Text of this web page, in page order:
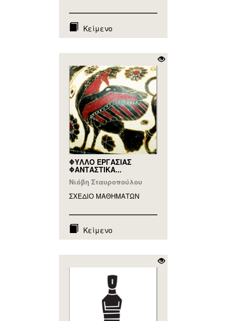
Κείμενο
ΦΥΛΛΟ ΕΡΓΑΣΙΑΣ
ΦΑΝΤΑΣΤΙΚΑ...
Νιόβη Σταυροπούλου
ΣΧΕΔΙΟ ΜΑΘΗΜAΤΩΝ
Κείμενο